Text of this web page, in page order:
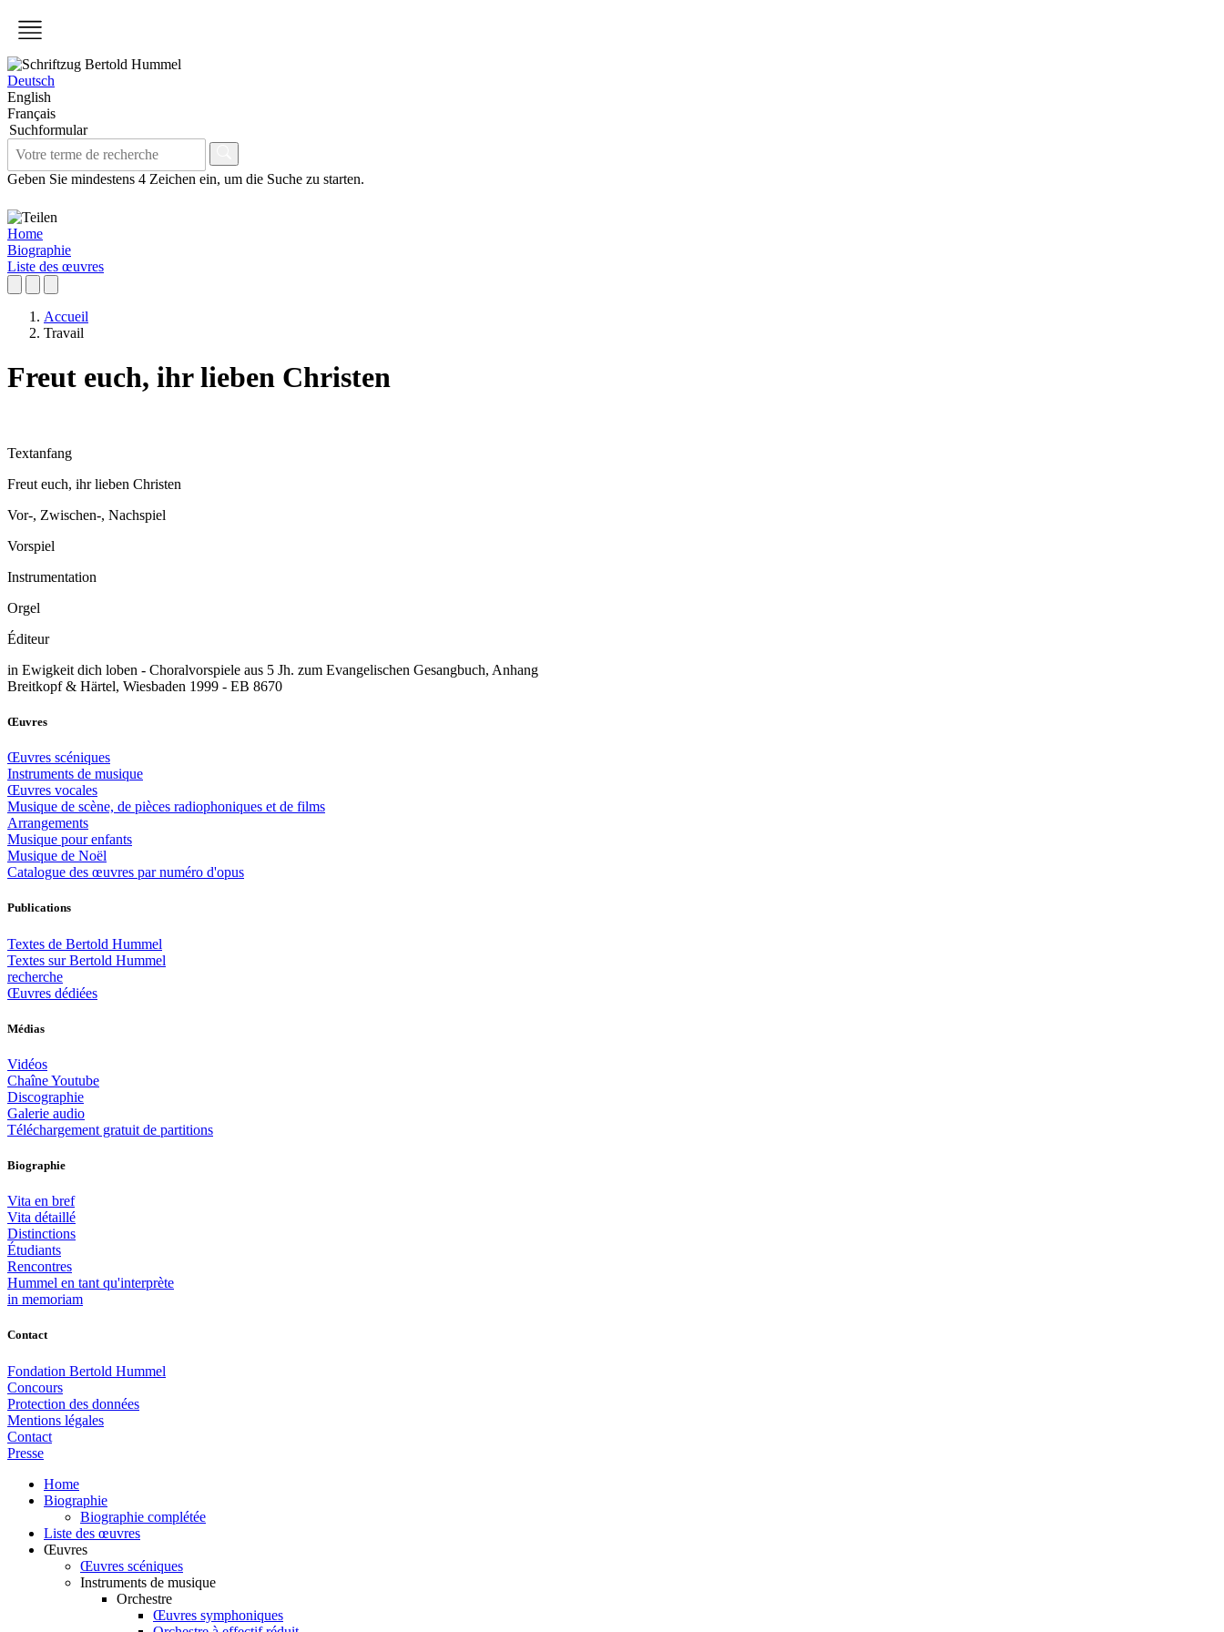
Deutsch
English
Français
Suchformular
Geben Sie mindestens 4 Zeichen ein, um die Suche zu starten.
Home
Biographie
Liste des œuvres
Accueil
Travail
Freut euch, ihr lieben Christen
Textanfang
Freut euch, ihr lieben Christen
Vor-, Zwischen-, Nachspiel
Vorspiel
Instrumentation
Orgel
Éditeur
in Ewigkeit dich loben - Choralvorspiele aus 5 Jh. zum Evangelischen Gesangbuch, Anhang
Breitkopf & Härtel, Wiesbaden 1999 - EB 8670
Œuvres
Œuvres scéniques
Instruments de musique
Œuvres vocales
Musique de scène, de pièces radiophoniques et de films
Arrangements
Musique pour enfants
Musique de Noël
Catalogue des œuvres par numéro d'opus
Publications
Textes de Bertold Hummel
Textes sur Bertold Hummel
recherche
Œuvres dédiées
Médias
Vidéos
Chaîne Youtube
Discographie
Galerie audio
Téléchargement gratuit de partitions
Biographie
Vita en bref
Vita détaillé
Distinctions
Étudiants
Rencontres
Hummel en tant qu'interprète
in memoriam
Contact
Fondation Bertold Hummel
Concours
Protection des données
Mentions légales
Contact
Presse
Home
Biographie
Biographie complétée
Liste des œuvres
Œuvres
Œuvres scéniques
Instruments de musique
Orchestre
Œuvres symphoniques